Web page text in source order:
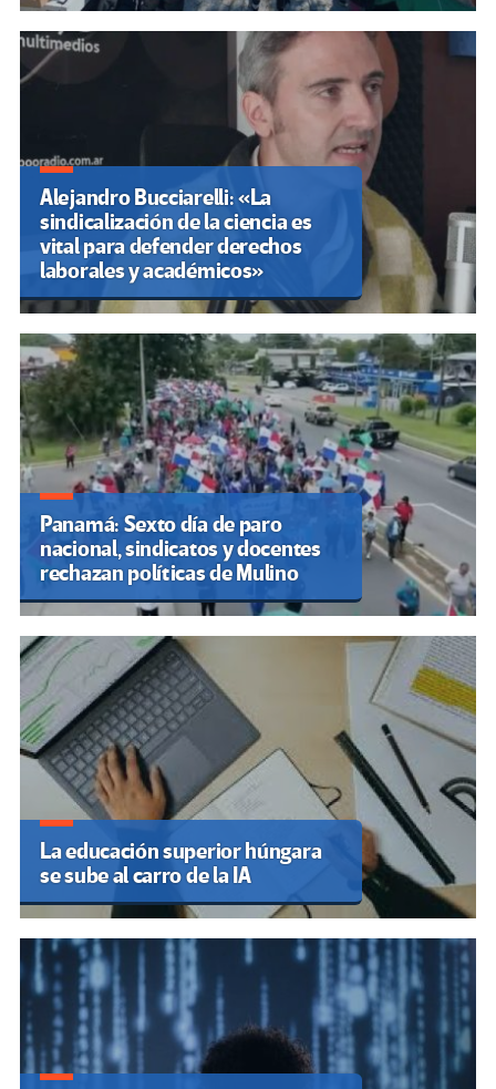
Alejandro Bucciarelli: «La
sindicalización de la ciencia es
vital para defender derechos
laborales y académicos»
Panamá: Sexto día de paro
nacional, sindicatos y docentes
rechazan políticas de Mulino
La educación superior húngara
se sube al carro de la IA